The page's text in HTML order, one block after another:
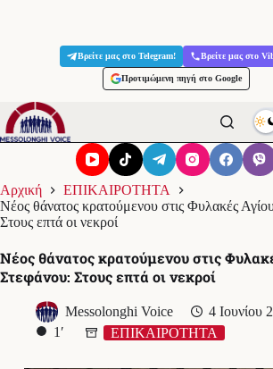
Βρείτε μας στο Telegram! Βρείτε μας στο
Προτιμώμενη πηγή στο Google
Αρχική
ΕΠΙΚΑΙΡΟΤΗΤΑ
Νέος θάνατος κρατούμενου στις Φυλακές
Στους επτά οι νεκροί
Νέος θάνατος κρατούμενου στις
Στεφάνου: Στους επτά οι νεκροί
Messolonghi Voice
4 Ιουνίου
1′
ΕΠΙΚΑΙΡΟΤΗΤΑ